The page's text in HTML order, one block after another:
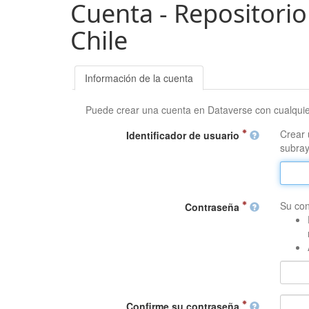
Cuenta -
Chile
Información de la cuenta
Puede crear una cuenta en Dataverse con
Identificador de usuario
Crear
Contraseña
Su
Confirme su contraseña